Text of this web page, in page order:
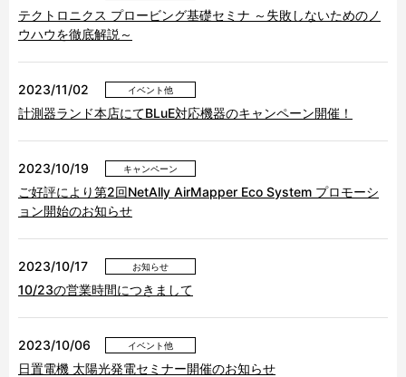
テクトロニクス プロービング基礎セミナ ～失敗しないためのノ
ウハウを徹底解説～
2023/11/02 イベント他
計測器ランド本店にてBLuE対応機器のキャンペーン開催！
2023/10/19 キャンペーン
ご好評により第2回NetAlly AirMapper Eco System プロモーシ
ョン開始のお知らせ
2023/10/17 お知らせ
10/23の営業時間につきまして
2023/10/06 イベント他
日置電機 太陽光発電セミナー開催のお知らせ